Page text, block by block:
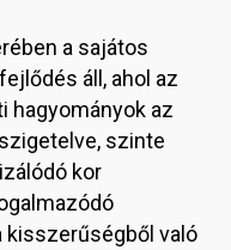
a sajátos
áll, ahol az
hagyományok az
szinte
kor
kisszerűségből való